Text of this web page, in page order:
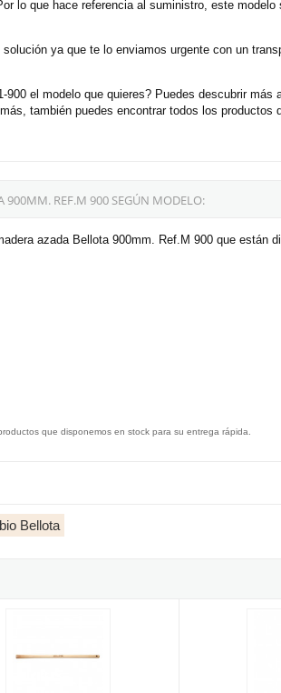
lo que hace referencia al suministro, este
ya que te lo enviamos urgente con un
el modelo que quieres? Puedes descubrir
también puedes encontrar todos los
900MM. REF.M 900 SEGÚN MODELO:
azada Bellota 900mm. Ref.M 900 que están
que disponemos en stock para su entrega rápida.
Bellota
Mango madera